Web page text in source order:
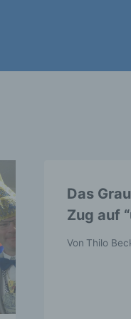
Das
Zug auf
Von Thilo
ist jede Art der
Aspekte, die
bewerten,
Lage,
dieser